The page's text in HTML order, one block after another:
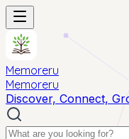
Memoreru
Memoreru
Discover, Connect,